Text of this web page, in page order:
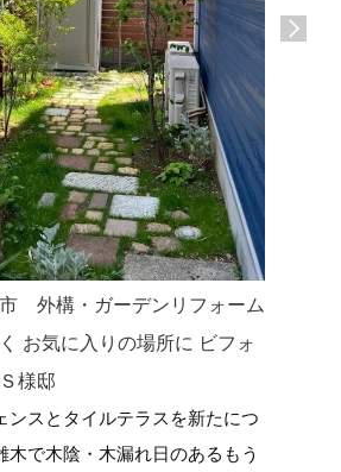
外構・ガーデンリフォーム
お気に入りの場所に ビフォ
様邸
ンスとタイルテラスを新たにつ
木で木陰・木漏れ日のあるもう